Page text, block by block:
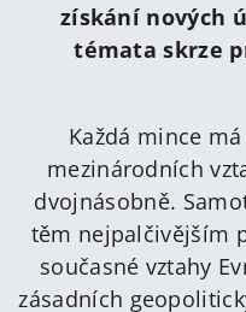
získání nových
témata skrze
Každá mince
mezinárodních
dvojnásobně.
těm nejpalčivějším
současné vztahy
zásadních